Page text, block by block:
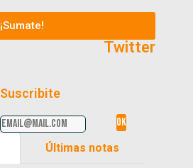
¡Sumate!
Twitter
Suscribite
Últimas notas